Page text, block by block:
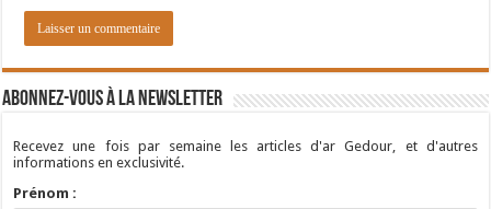
Abonnez-vous à la newsletter
Recevez une fois par semaine les articles d'ar Gedour, et d'autres
informations en exclusivité.
Prénom :